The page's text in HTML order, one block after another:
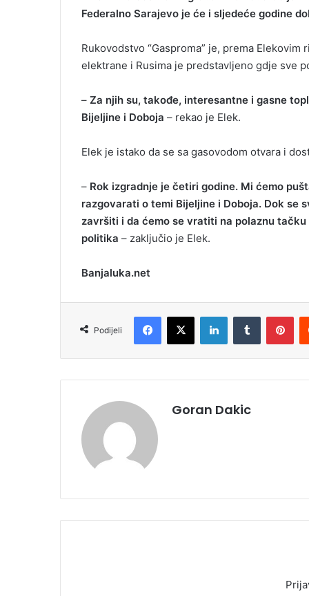
Federalno Sarajevo je će i sljedeće godine
Rukovodstvo “Gasproma” je, prema
elektrane i Rusima je predstavljeno gdje sve
– Za njih su, takođe, interesantne i gasne
Bijeljine i Doboja – rekao je Elek.
Elek je istako da se sa gasovodom otvara i
– Rok izgradnje je četiri godine. Mi ćemo
razgovarati o temi Bijeljine i Doboja. Dok se
završiti i da ćemo se vratiti na polaznu
politika – zaključio je Elek.
Banjaluka.net
Podijeli
Goran Dakic